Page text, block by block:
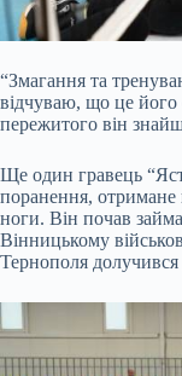
“Змагання та
відчуваю, що це його
пережитого він
Ще один гравець
поранення, отримане
ноги. Він почав
Вінницькому
Тернополя долучився